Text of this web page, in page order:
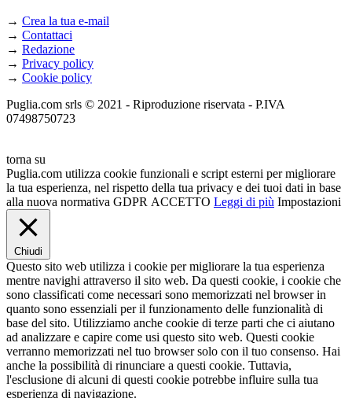
→ Crea la tua e-mail
→ Contattaci
→ Redazione
→ Privacy policy
→ Cookie policy
Puglia.com srls © 2021 - Riproduzione riservata - P.IVA
07498750723
torna su
Puglia.com utilizza cookie funzionali e script esterni per migliorare
la tua esperienza, nel rispetto della tua privacy e dei tuoi dati in base
alla nuova normativa GDPR ACCETTO Leggi di più Impostazioni
Chiudi
Questo sito web utilizza i cookie per migliorare la tua esperienza
mentre navighi attraverso il sito web. Da questi cookie, i cookie che
sono classificati come necessari sono memorizzati nel browser in
quanto sono essenziali per il funzionamento delle funzionalità di
base del sito. Utilizziamo anche cookie di terze parti che ci aiutano
ad analizzare e capire come usi questo sito web. Questi cookie
verranno memorizzati nel tuo browser solo con il tuo consenso. Hai
anche la possibilità di rinunciare a questi cookie. Tuttavia,
l'esclusione di alcuni di questi cookie potrebbe influire sulla tua
esperienza di navigazione.